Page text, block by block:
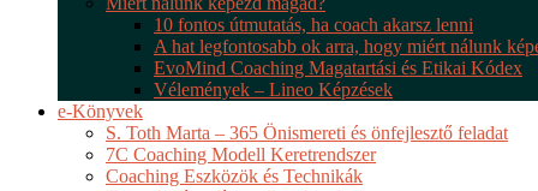
10 fontos útmutatás, ha coach akarsz lenni
A hat legfontosabb ok arra, hogy miért nálunk
EvoMind Coaching Magatartási és Etikai Kódex
Vélemények – Lineo Képzések
e-Könyvek
S. Toth Marta – 365 Önismereti és önfejlesztő feladat
7C Coaching Modell Keretrendszer
Coaching Eszközök és Technikák